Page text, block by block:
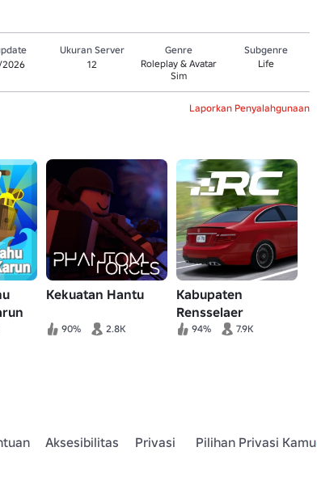
Ukuran Server
12
Genre
Roleplay & Avatar
Sim
Subgenre
Life
Laporkan Penyalahgunaan
Kekuatan Hantu
90% 2.8K
Kabupaten
Rensselaer
94% 7.9K
Aksesibilitas Privasi
Pilihan Privasi Kamu